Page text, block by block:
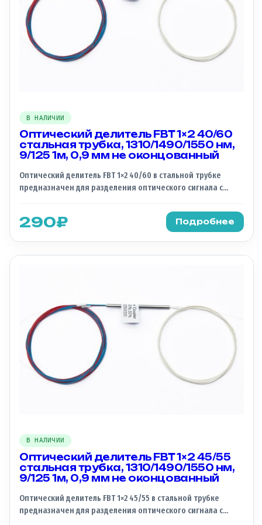
Optical Network) и других оптических системах, требующих
надежного и стабильного разделения сигнала.
В НАЛИЧИИ
Оптический делитель FBT 1×2 40/60
стальная трубка, 1310/1490/1550 нм,
9/125 1м, 0,9 мм не оконцованный
Оптический делитель FBT 1×2 40/60 в стальной трубке
предназначен для разделения оптического сигнала с
прозрачности на трёх длинах волн 1310, 1490 и 1550 нм, что
делает его универсальным для различных
0,9 мм — Тип оконцовки: не оконцованный Этот делитель
идеально подходит для использования в сетях PON (Passive
Optical Network) и других оптических системах, требующих
надежного и стабильного разделения сигнала.
290₽ Подробнее
В НАЛИЧИИ
Оптический делитель FBT 1×2 45/55
стальная трубка, 1310/1490/1550 нм,
9/125 1м, 0,9 мм не оконцованный
Оптический делитель FBT 1×2 45/55 в стальной трубке
предназначен для разделения оптического сигнала с